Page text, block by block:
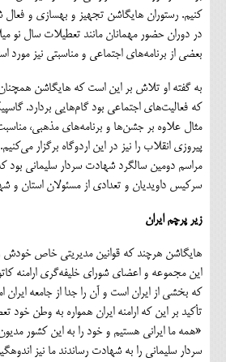
کنیم. رستوران هایگاشن تجهیز و بهسازی و فعال
در دوران حضور مهمانان مانند تعطیلات سال نو
بعضی از برنامه‌های اجتماعی و مناسبتی نیز مورد
به گفته او تلاش بر این است که هایگاشن
که فعالیت‌های اجتماعی بود گام‌هایی بردارد.
مثال علاوه بر جشن‌ها و برنامه‌های مذهبی،
پیروزی انقلاب را نیز در این اردوگاه برگزار
مراسم دومین سالگرد شهادت سردار سلیمانی بود
سرکیس داویدیان و تعدادی از مسئولان استان و
زیر پرچم ایران
هایگاشن هرچند که قوانین مدیریتی خاص خودش را
این مجموعه و اعضای شورای خلیفه‌گری ارامنه
که بخشی از ایران است و آن را جدا از جامعه ایران
تأکید بر این که ارامنه ایران همواره به وطن خود
«همه ما ایرانی هستیم و خود را به این کشور
سردار سلیمانی را به شهادت رساندند ما نیز